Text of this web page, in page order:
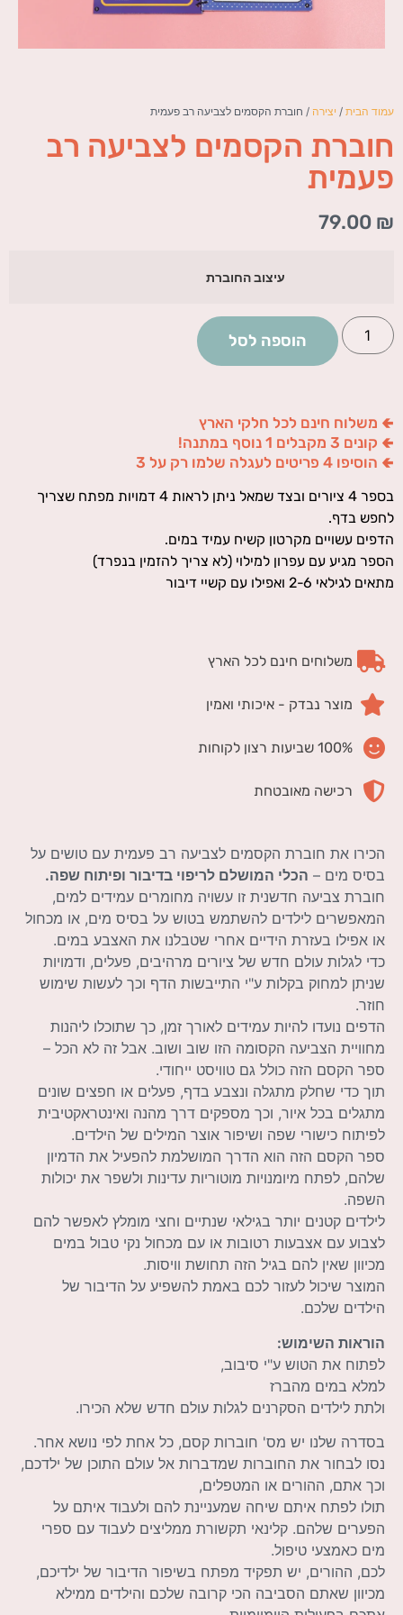
עמוד הבית / יצירה / חוברת הקסמים לצביעה רב פעמית
חוברת הקסמים לצביעה רב
פעמית
79.00 ₪
עיצוב החוברת
הוספה לסל
🢀 משלוח חינם לכל חלקי הארץ
🢀 קונים 3 מקבלים 1 נוסף במתנה!
🢀 הוסיפו 4 פריטים לעגלה שלמו רק על 3
בספר 4 ציורים ובצד שמאל ניתן לראות 4 דמויות מפתח שצריך
לחפש בדף.
הדפים עשויים מקרטון קשיח עמיד במים.
הספר מגיע עם עפרון למילוי (לא צריך להזמין בנפרד)
מתאים לגילאי 2-6 ואפילו עם קשיי דיבור
משלוחים חינם לכל הארץ
מוצר נבדק - איכותי ואמין
100% שביעות רצון לקוחות
רכישה מאובטחת
הכירו את חוברת הקסמים לצביעה רב פעמית עם טושים על
בסיס מים – הכלי המושלם לריפוי בדיבור ופיתוח שפה.
חוברת צביעה חדשנית זו עשויה מחומרים עמידים למים,
המאפשרים לילדים להשתמש בטוש על בסיס מים, או מכחול
או אפילו בעזרת הידיים אחרי שטבלנו את האצבע במים.
כדי לגלות עולם חדש של ציורים מרהיבים, פעלים, ודמויות
שניתן למחוק בקלות ע"י התייבשות הדף וכך לעשות שימוש
חוזר.
הדפים נועדו להיות עמידים לאורך זמן, כך שתוכלו ליהנות
מחוויית הצביעה הקסומה הזו שוב ושוב. אבל זה לא הכל –
ספר הקסם הזה כולל גם טוויסט ייחודי.
תוך כדי שחלק מתגלה ונצבע בדף, פעלים או חפצים שונים
מתגלים בכל איור, וכך מספקים דרך מהנה ואינטראקטיבית
לפיתוח כישורי שפה ושיפור אוצר המילים של הילדים.
ספר הקסם הזה הוא הדרך המושלמת להפעיל את הדמיון
שלהם, לפתח מיומנויות מוטוריות עדינות ולשפר את יכולות
השפה.
לילדים קטנים יותר בגילאי שנתיים וחצי מומלץ לאפשר להם
לצבוע עם אצבעות רטובות או עם מכחול נקי טבול במים
מכיוון שאין להם בגיל הזה תחושת וויסות.
המוצר שיכול לעזור לכם באמת להשפיע על הדיבור של
הילדים שלכם.
הוראות השימוש:
לפתוח את הטוש ע"י סיבוב,
למלא במים מהברז
ולתת לילדים הסקרנים לגלות עולם חדש שלא הכירו.
בסדרה שלנו יש מס' חוברות קסם, כל אחת לפי נושא אחר.
נסו לבחור את החוברות שמדברות אל עולם התוכן של ילדכם,
וכך אתם, ההורים או המטפלים,
תולו לפתח איתם שיחה שמעניינת להם ולעבוד איתם על
הפערים שלהם. קלינאי תקשורת ממליצים לעבוד עם ספרי
מים כאמצעי טיפול.
לכם, ההורים, יש תפקיד מפתח בשיפור הדיבור של ילדיכם,
מכיוון שאתם הסביבה הכי קרובה שלכם והילדים ממילא